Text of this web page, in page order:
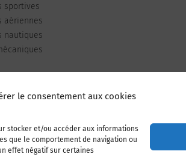
le consentement aux cookies
stocker et/ou accéder aux informations
que le comportement de navigation ou
effet négatif sur certaines
sportives
aériennes
nautiques
annonce Adhérer à l’association